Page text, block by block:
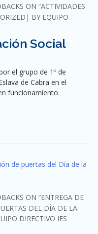
ON “ACTIVIDADES
BY EQUIPO
Social
el grupo de 1º de
de Cabra en el
funcionamiento.
ON “ENTREGA DE
DEL DÍA DE LA
DIRECTIVO IES